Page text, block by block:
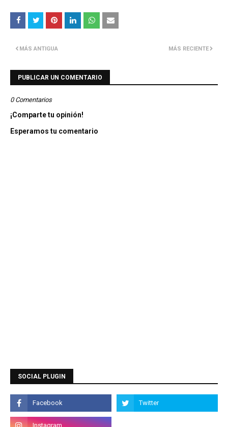
MÁS RECIENTE
MÁS ANTIGUA
PUBLICAR UN COMENTARIO
0 Comentarios
¡Comparte tu opinión!
Esperamos tu comentario
SOCIAL PLUGIN